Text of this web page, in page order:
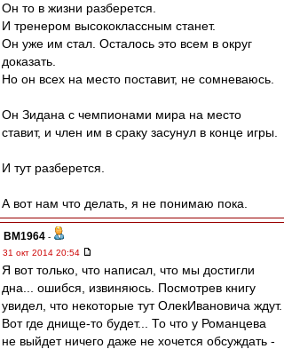
Он то в жизни разберется.
И тренером высококлассным станет.
Он уже им стал. Осталось это всем в округ
доказать.
Но он всех на место поставит, не сомневаюсь.
Он Зидана с чемпионами мира на место
ставит, и член им в сраку засунул в конце игры.
И тут разберется.
А вот нам что делать, я не понимаю пока.
BM1964 -
31 окт 2014 20:54
Я вот только, что написал, что мы достигли
дна... ошибся, извиняюсь. Посмотрев книгу
увидел, что некоторые тут ОлекИвановича ждут.
Вот где днище-то будет... То что у Романцева
не выйдет ничего даже не хочется обсуждать -